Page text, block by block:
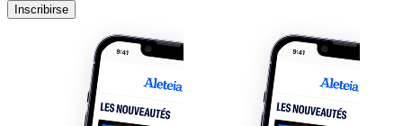
Inscribirse